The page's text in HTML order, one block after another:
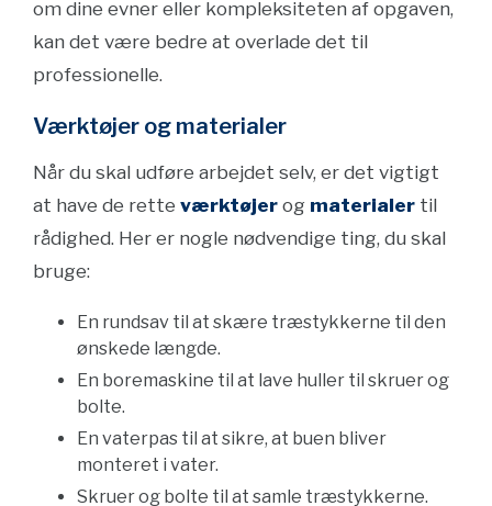
om dine evner eller kompleksiteten af opgaven,
kan det være bedre at overlade det til
professionelle.
Værktøjer og materialer
Når du skal udføre arbejdet selv, er det vigtigt
at have de rette værktøjer og materialer til
rådighed. Her er nogle nødvendige ting, du skal
bruge:
En rundsav til at skære træstykkerne til den
ønskede længde.
En boremaskine til at lave huller til skruer og
bolte.
En vaterpas til at sikre, at buen bliver
monteret i vater.
Skruer og bolte til at samle træstykkerne.